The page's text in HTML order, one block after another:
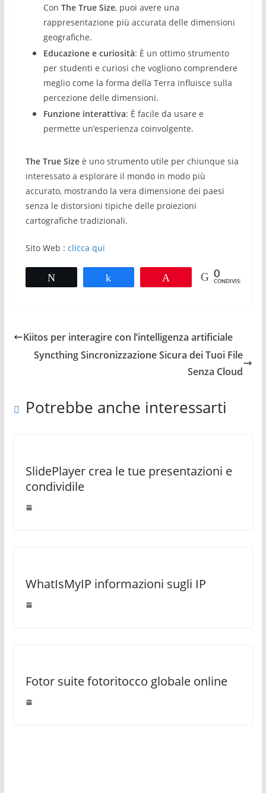
Con The True Size, puoi avere una
rappresentazione più accurata delle dimensioni
geografiche.
Educazione e curiosità: È un ottimo strumento
per studenti e curiosi che vogliono comprendere
meglio come la forma della Terra influisce sulla
percezione delle dimensioni.
Funzione interattiva: È facile da usare e
permette un’esperienza coinvolgente.
The True Sizeè uno strumento utile per chiunque sia
interessato a esplorare il mondo in modo più
accurato, mostrando la vera dimensione dei paesi
senza le distorsioni tipiche delle proiezioni
cartografiche tradizionali.
Sito Web : clicca qui
0
CONDIVISIONI
Kiitos per interagire con l’intelligenza artificiale
Syncthing Sincronizzazione Sicura dei Tuoi File
Senza Cloud
Potrebbe anche interessarti
SlidePlayer crea le tue presentazioni e
condividile
WhatIsMyIP informazioni sugli IP
Fotor suite fotoritocco globale online